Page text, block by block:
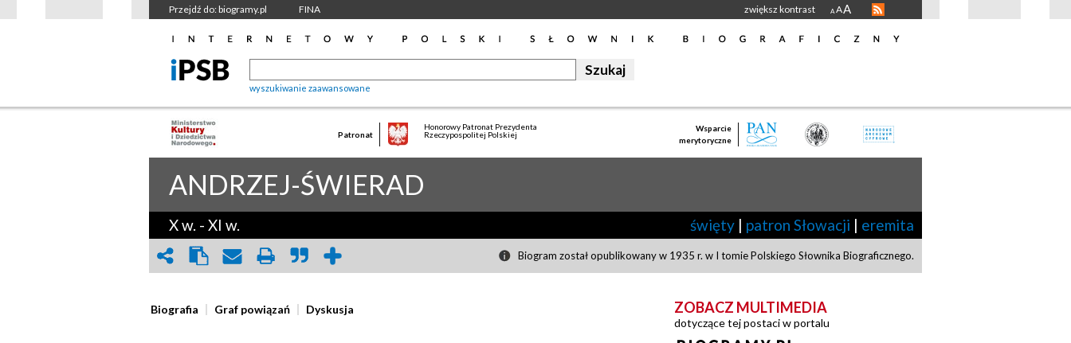
Przejdź do: biogramy.pl FINA zwiększ kontrast A AA
wyszukiwanie zaawansowane
Patronat
Honorowy Patronat Prezydenta
Rzeczypospolitej Polskiej
Wsparcie
merytoryczne
ANDRZEJ-ŚWIERAD
X w. - XI w. święty | patron Słowacji | eremita
Biogram został opublikowany w 1935 r. w I tomie Polskiego Słownika Biograficznego.
Biografia Graf powiązań Dyskusja ZOBACZ MULTIMEDIA
dotyczące tej postaci w portalu